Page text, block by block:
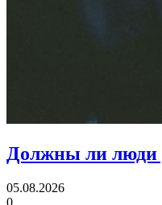
Должны ли люди
05.08.2026
0